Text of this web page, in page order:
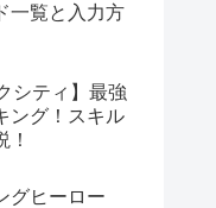
一覧と入力方
シティ】最強
ング！スキル
！
グヒーロー